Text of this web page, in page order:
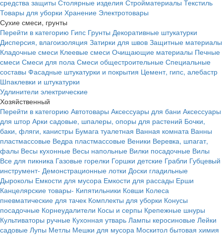
средства защиты Столярные изделия Стройматериалы Текстиль
Товары для уборки Хранение Электротовары
Сухие смеси, грунты
Перейти в категорию Гипс Грунты Декоративные штукатурки
Дисперсия, влагоизоляция Затирки для швов Защитные материалы
Кладочные смеси Клеевые смеси Очищающие материалы Печные
смеси Смеси для пола Смеси общестроительные Специальные
составы Фасадные штукатурки и покрытия Цемент, гипс, алебастр
Шпаклевки и штукатурки
Удлинители электрические
Хозяйственный
Перейти в категорию Автотовары Аксессуары для бани Аксессуары
для штор Арки садовые, шпалеры, опоры для растений Бочки,
баки, фляги, канистры Бумага туалетная Ванная комната Ванны
пластмассовые Ведра пластмассовые Веники Веревка, шпагат,
фалы Весы кухонные Весы напольные Вилки посадочные Вилы
Все для пикника Газовые горелки Горшки детские Грабли Губцевый
инструмент- Демонстрационные лотки Доски гладильные
Дыроколы Емкости для мусора Емкости для рассады Ерши
Канцелярские товары- Кипятильники Ковши Колеса
пневматические для тачек Комплекты для уборки Конусы
посадочные Корнеудалители Косы и серпы Крепежные шнуры
Культиваторы ручные Кухонная утварь Лампы керосиновые Лейки
садовые Лупы Метлы Мешки для мусора Москитол бытовая химия